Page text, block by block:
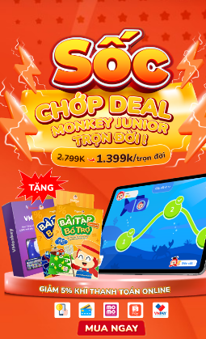
Nhất
luận] Cơn thịnh nộ (ăn
của trẻ | Kỷ luật tích cực #17
18: Vì sao bé nhanh quên
tiếng Anh? Cách giúp con
lâu mà không cần học